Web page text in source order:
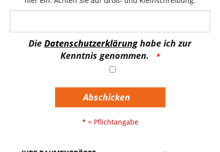
Die Datenschutzerklärunghabe ich zur
Kenntnis genommen.
Abschicken
* = Pflichtangabe